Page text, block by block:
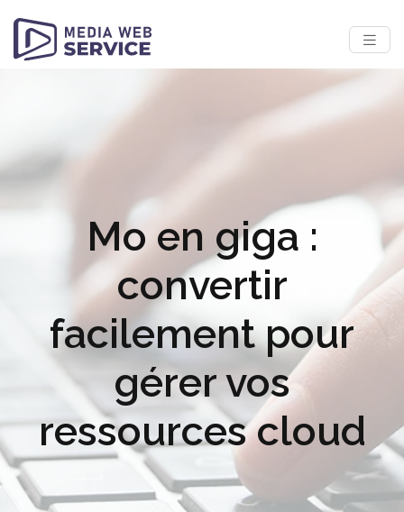
Mo en giga :
convertir
facilement pour
gérer vos
ressources cloud